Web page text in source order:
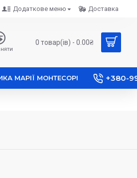
Додаткове меню Доставка
0 товар(ів) - 0.00₴
МАРІЇ МОНТЕСОРІ +380-